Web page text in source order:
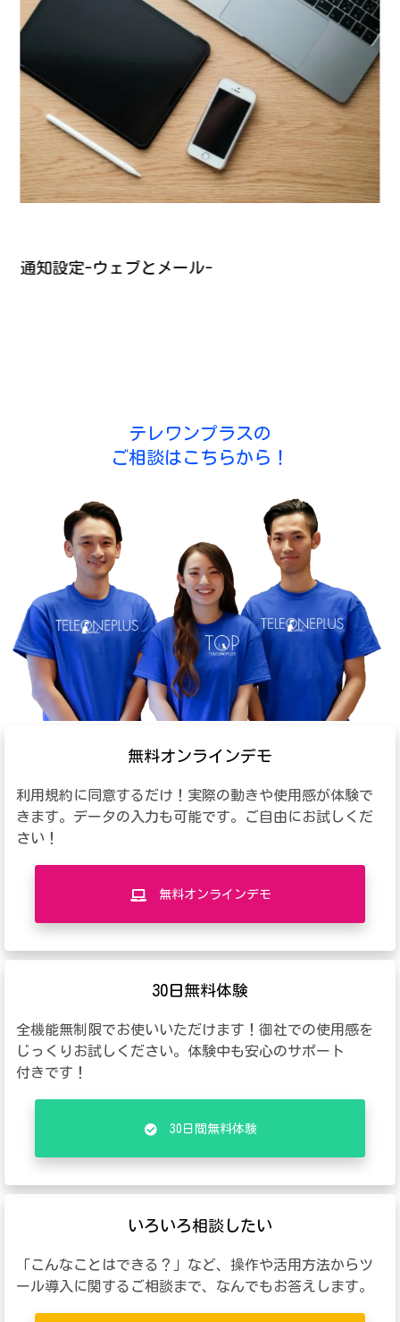
通知設定-ウェブとメール-
テレワンプラスの
ご相談はこちらから！
無料オンラインデモ
利用規約に同意するだけ！実際の動きや使用感が体験で
きます。データの入力も可能です。ご自由にお試しくだ
さい！
無料オンラインデモ
30日無料体験
全機能無制限でお使いいただけます！御社での使用感を
じっくりお試しください。体験中も安心のサポート
付きです！
30日間無料体験
いろいろ相談したい
「こんなことはできる？」など、操作や活用方法からツ
ール導入に関するご相談まで、なんでもお答えします。